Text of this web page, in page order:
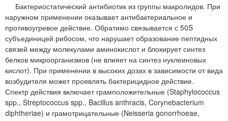
Бактериостатический антибиотик из группы макролидов. При
наружном применении оказывает антибактериальное и
противоугревое действие. Обратимо связывается с 50S
субъединицей рибосом, что нарушает образование пептидных
связей между молекулами аминокислот и блокирует синтез
белков микроорганизмов (не влияет на синтез нуклеиновых
кислот). При применении в высоких дозах в зависимости от вида
возбудителя может проявлять бактерицидное действие.
Спектр действия включает грамположительные (Staphylococcus
spp., Streptococcus spp., Bacillus anthracis, Corynebacterium
diphtheriae) и грамотрицательные (Neisseria gonorrhoeae,